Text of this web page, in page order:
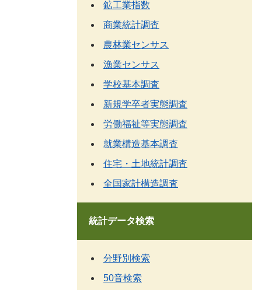
鉱工業指数
商業統計調査
農林業センサス
漁業センサス
学校基本調査
新規学卒者実態調査
労働福祉等実態調査
就業構造基本調査
住宅・土地統計調査
全国家計構造調査
統計データ検索
分野別検索
50音検索